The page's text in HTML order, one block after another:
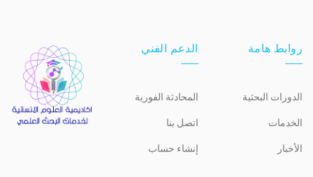
روابط هامة
الدورات البحثية
الخدمات
الأخبار
الدعم الفني
المحادثة الفورية
اتصل بنا
إنشاء حساب